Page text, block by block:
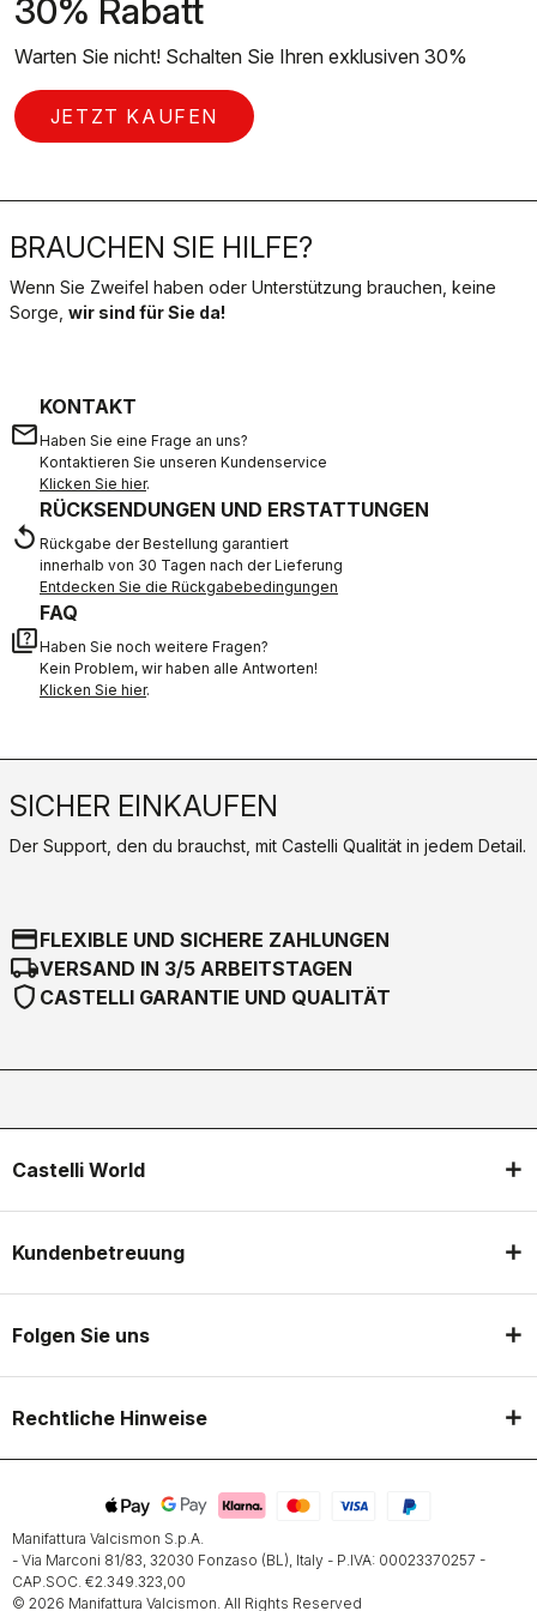
30% Rabatt
Warten Sie nicht! Schalten Sie Ihren exklusiven 30%
JETZT KAUFEN
BRAUCHEN SIE HILFE?
Wenn Sie Zweifel haben oder Unterstützung brauchen, keine
Sorge, wir sind für Sie da!
email
KONTAKT
Haben Sie eine Frage an uns?
Kontaktieren Sie unseren Kundenservice
Klicken Sie hier.
replay
RÜCKSENDUNGEN UND ERSTATTUNGEN
Rückgabe der Bestellung garantiert
innerhalb von 30 Tagen nach der Lieferung
Entdecken Sie die Rückgabebedingungen
quiz
FAQ
Haben Sie noch weitere Fragen?
Kein Problem, wir haben alle Antworten!
Klicken Sie hier.
SICHER EINKAUFEN
Der Support, den du brauchst, mit Castelli Qualität in jedem Detail.
credit_cardFLEXIBLE UND SICHERE ZAHLUNGEN
local_shippingVERSAND IN 3/5 ARBEITSTAGEN
shield CASTELLI GARANTIE UND QUALITÄT
Castelli World
Kundenbetreuung
Folgen Sie uns
Rechtliche Hinweise
Manifattura Valcismon S.p.A.
- Via Marconi 81/83, 32030 Fonzaso (BL), Italy - P.IVA: 00023370257 -
CAP.SOC. €2.349.323,00
© 2026 Manifattura Valcismon. All Rights Reserved